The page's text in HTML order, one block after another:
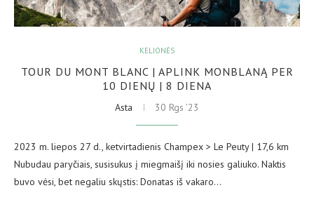
KELIONĖS
TOUR DU MONT BLANC | APLINK MONBLANĄ PER
10 DIENŲ | 8 DIENA
Asta 30 Rgs ’23
2023 m. liepos 27 d., ketvirtadienis Champex > Le Peuty | 17,6 km
Nubudau paryčiais, susisukus į miegmaišį iki nosies galiuko. Naktis
buvo vėsi, bet negaliu skųstis: Donatas iš vakaro…